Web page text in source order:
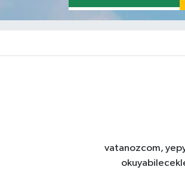
vatanozcom,